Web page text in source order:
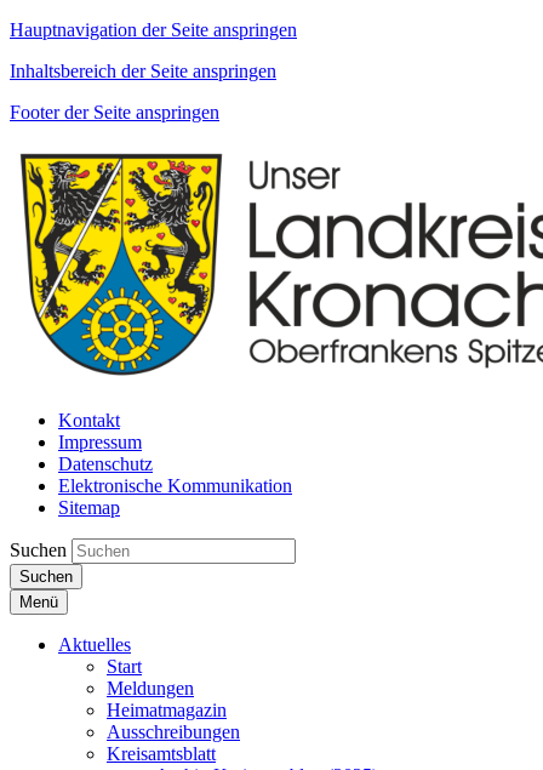
Hauptnavigation der Seite anspringen
Inhaltsbereich der Seite anspringen
Footer der Seite anspringen
Kontakt
Impressum
Datenschutz
Elektronische Kommunikation
Sitemap
Suchen
Suchen
Menü
Aktuelles
Start
Meldungen
Heimatmagazin
Ausschreibungen
Kreisamtsblatt